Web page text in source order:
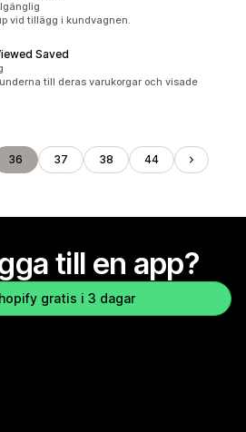
vid tillägg i kundvagnen.
Saved
till deras varukorgar och visade
36 37 38 44
till en app?
gratis i 3 dagar